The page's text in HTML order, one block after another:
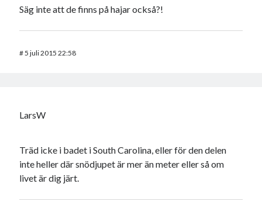
Säg inte att de finns på hajar också?!
#5 juli 2015 22:58
LarsW
Träd icke i badet i South Carolina, eller för den delen
inte heller där snödjupet är mer än meter eller så om
livet är dig järt.